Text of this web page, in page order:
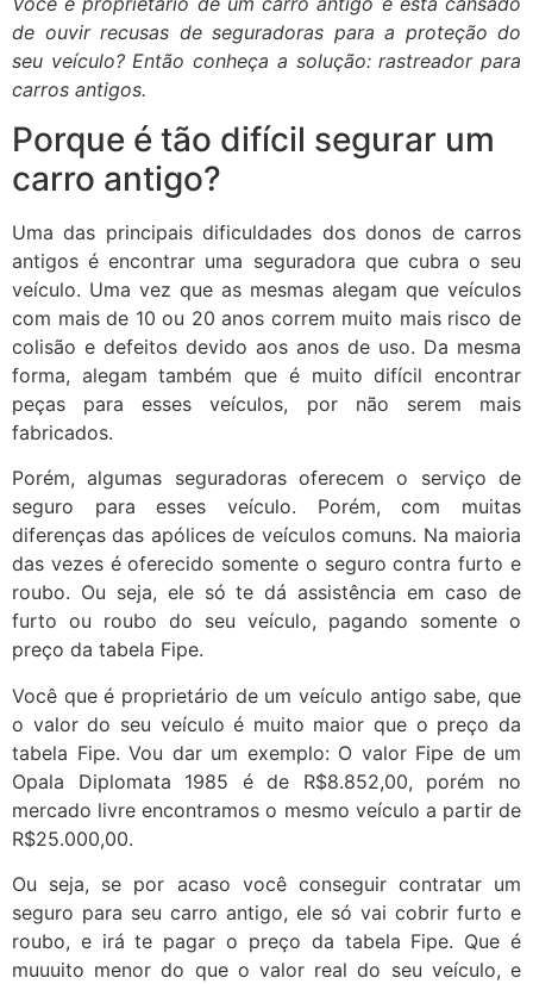
de ouvir recusas de seguradoras para a proteção do
seu veículo? Então conheça a solução: rastreador para
carros antigos.
Porque é tão difícil segurar um
carro antigo?
Uma das principais dificuldades dos donos de carros
antigos é encontrar uma seguradora que cubra o seu
veículo. Uma vez que as mesmas alegam que veículos
com mais de 10 ou 20 anos correm muito mais risco de
colisão e defeitos devido aos anos de uso. Da mesma
forma, alegam também que é muito difícil encontrar
peças para esses veículos, por não serem mais
fabricados.
Porém, algumas seguradoras oferecem o serviço de
seguro para esses veículo. Porém, com muitas
diferenças das apólices de veículos comuns. Na maioria
das vezes é oferecido somente o seguro contra furto e
roubo. Ou seja, ele só te dá assistência em caso de
furto ou roubo do seu veículo, pagando somente o
preço da tabela Fipe.
Você que é proprietário de um veículo antigo sabe, que
o valor do seu veículo é muito maior que o preço da
tabela Fipe. Vou dar um exemplo: O valor Fipe de um
Opala Diplomata 1985 é de R$8.852,00, porém no
mercado livre encontramos o mesmo veículo a partir de
R$25.000,00.
Ou seja, se por acaso você conseguir contratar um
seguro para seu carro antigo, ele só vai cobrir furto e
roubo, e irá te pagar o preço da tabela Fipe. Que é
muuuito menor do que o valor real do seu veículo, e